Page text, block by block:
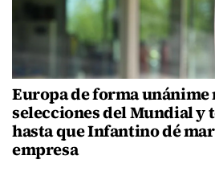
Europa de forma unánime
selecciones del Mundial y
hasta que Infantino dé
empresa